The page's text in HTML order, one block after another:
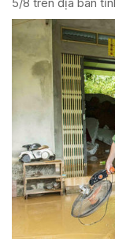
5/8 trên địa bàn